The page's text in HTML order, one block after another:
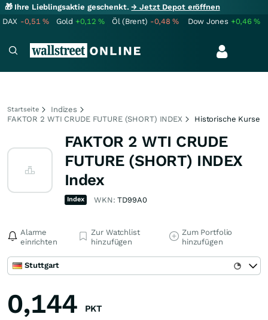
🎁 Ihre Lieblingsaktie geschenkt.→ Jetzt Depot eröffnen
DAX -0,51% Gold +0,12% Öl (Brent) -0,48% Dow Jones +0,46%
Startseite
Indizes
FAKTOR 2 WTI CRUDE FUTURE (SHORT) INDEX
Historische Kurse
FAKTOR 2 WTI CRUDE
FUTURE (SHORT) INDEX
Index
Index WKN:TD99A0
Alarme
einrichten
Zur Watchlist
hinzufügen
Zum Portfolio
hinzufügen
Stuttgart
0,144 PKT